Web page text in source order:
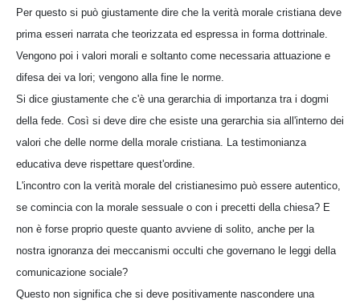
Per questo si può giustamente dire che la verità morale cristiana deve
prima esseri narrata che teorizzata ed espressa in forma dottrinale.
Vengono poi i valori morali e soltanto come necessaria attuazione e
difesa dei va lori; vengono alla fine le norme.
Si dice giustamente che c'è una gerarchia di importanza tra i dogmi
della fede. Così si deve dire che esiste una gerarchia sia all'interno dei
valori che delle norme della morale cristiana. La testimonianza
educativa deve rispettare quest'ordine.
L'incontro con la verità morale del cristianesimo può essere autentico,
se comincia con la morale sessuale o con i precetti della chiesa? E
non è forse proprio queste quanto avviene di solito, anche per la
nostra ignoranza dei meccanismi occulti che governano le leggi della
comunicazione sociale?
Questo non significa che si deve positivamente nascondere una